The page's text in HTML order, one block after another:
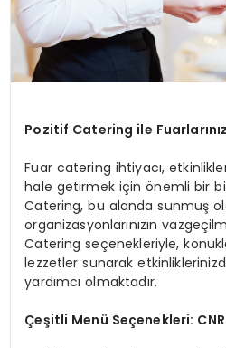
Pozitif Catering ile
Fuar catering ihtiyacı,
hale getirmek için önemli bir
Catering, bu alanda sunmuş
organizasyonlarınızın
Catering seçenekleriyle,
lezzetler sunarak
yardımcı olmaktadır.
Çeşitli Menü Seçenekleri: